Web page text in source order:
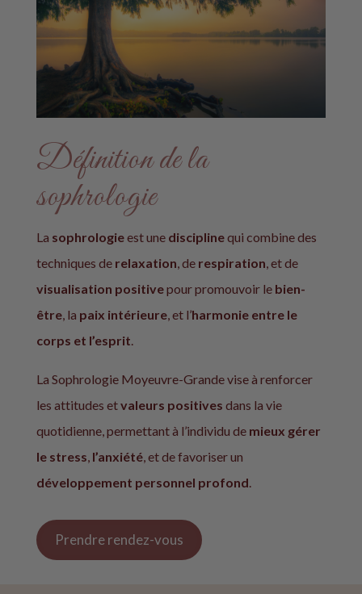
Définition de la
sophrologie
La sophrologieest une disciplinequi combine des
techniques de relaxation, de respiration, et de
visualisation positivepour promouvoir lebien-
être, la paix intérieure, et l’harmonie entre le
corps et l’esprit.
La Sophrologie Moyeuvre-Grandevise à renforcer
les attitudes etvaleurs positives dans la vie
quotidienne, permettant à l’individu de mieux gérer
le stress, l’anxiété, et de favoriser un
développement personnel profond.
Prendre rendez-vous